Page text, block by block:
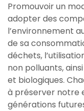
Promouvoir un
adopter des
l’environnement
de sa
déchets,
non polluants,
et biologiques.
à préserver notre
générations